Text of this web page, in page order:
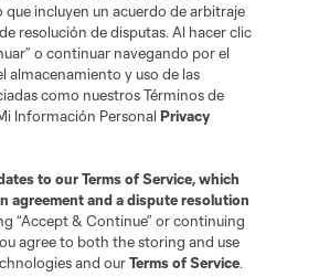
que incluyen un acuerdo de arbitraje
resolución de disputas. Al hacer clic
o continuar navegando por el
almacenamiento y uso de las
como nuestros Términos de
Información PersonalPrivacy
to ourTerms of Service, which
agreement and a dispute resolution
“Accept & Continue” or continuing
agree to both the storing and use
and ourTerms of Service.